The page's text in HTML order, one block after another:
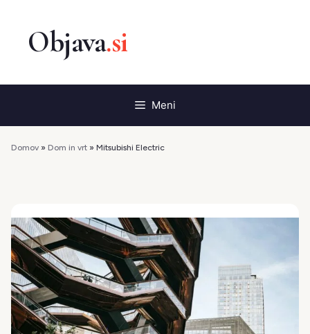
vsebino
Meni
Domov » Dom in vrt » Mitsubishi Electric